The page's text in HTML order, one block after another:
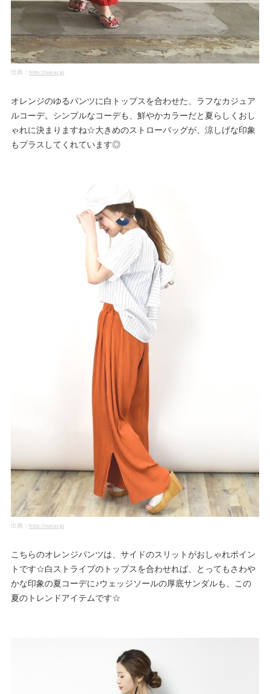
出典： http://wear.jp
オレンジのゆるパンツに白トップスを合わせた、ラフなカジュア
ルコーデ。シンプルなコーデも、鮮やかカラーだと夏らしくおし
ゃれに決まりますね☆大きめのストローバッグが、涼しげな印象
もプラスしてくれています◎
出典： http://wear.jp
こちらのオレンジパンツは、サイドのスリットがおしゃれポイン
トです☆白ストライプのトップスを合わせれば、とってもさわや
かな印象の夏コーデに♪ウェッジソールの厚底サンダルも、この
夏のトレンドアイテムです☆